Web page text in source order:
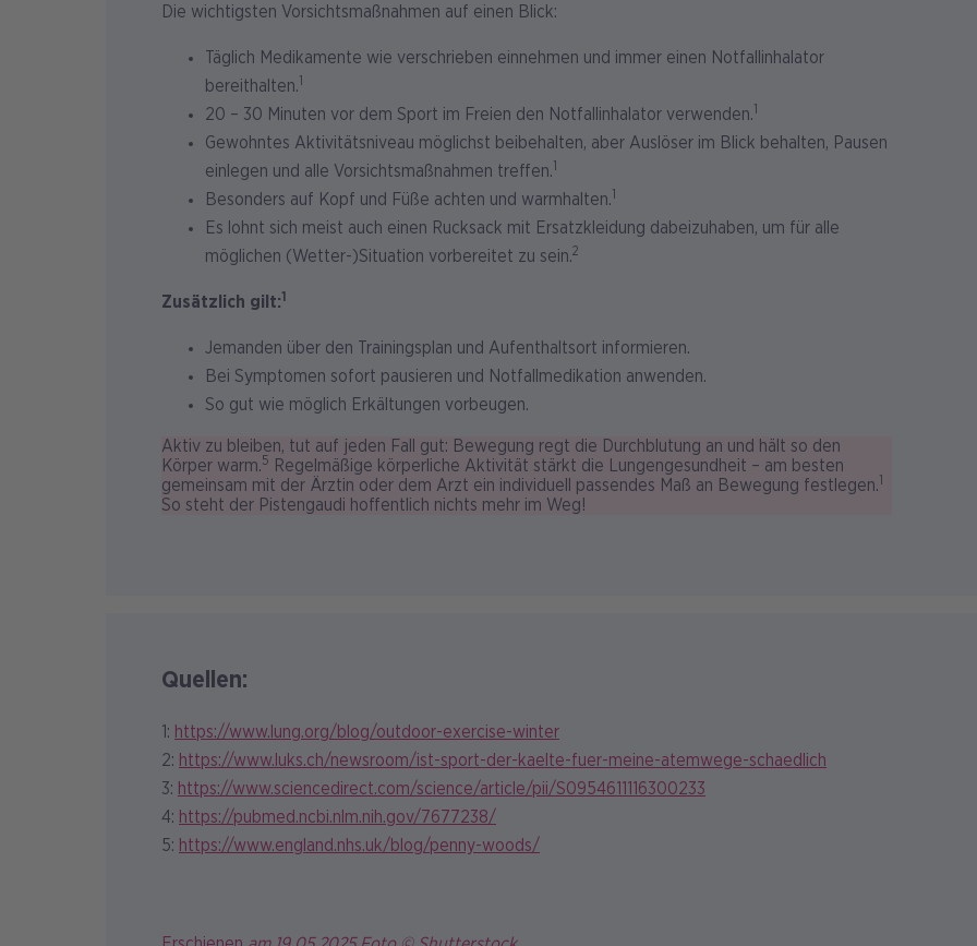
Die wichtigsten Vorsichtsmaßnahmen auf einen Blick:
Täglich Medikamente wie verschrieben einnehmen und immer einen Notfallinhalator
bereithalten.1
20 – 30 Minuten vor dem Sport im Freien den Notfallinhalator verwenden.1
Gewohntes Aktivitätsniveau möglichst beibehalten, aber Auslöser im Blick behalten, Pausen
einlegen und alle Vorsichtsmaßnahmen treffen.1
Besonders auf Kopf und Füße achten und warmhalten.1
Es lohnt sich meist auch einen Rucksack mit Ersatzkleidung dabeizuhaben, um für alle
möglichen (Wetter-)Situation vorbereitet zu sein.2
Zusätzlich gilt:1
Jemanden über den Trainingsplan und Aufenthaltsort informieren.
Bei Symptomen sofort pausieren und Notfallmedikation anwenden.
So gut wie möglich Erkältungen vorbeugen.
Aktiv zu bleiben, tut auf jeden Fall gut: Bewegung regt die Durchblutung an und hält so den
Körper warm.5
Regelmäßige körperliche Aktivität stärkt die Lungengesundheit – am besten
gemeinsam mit der Ärztin oder dem Arzt ein individuell passendes Maß an Bewegung festlegen.1
So steht der Pistengaudi hoffentlich nichts mehr im Weg!
Quellen:
1: https://www.lung.org/blog/outdoor-exercise-winter
2: https://www.luks.ch/newsroom/ist-sport-der-kaelte-fuer-meine-atemwege-schaedlich
3: https://www.sciencedirect.com/science/article/pii/S0954611116300233
4: https://pubmed.ncbi.nlm.nih.gov/7677238/
5: https://www.england.nhs.uk/blog/penny-woods/